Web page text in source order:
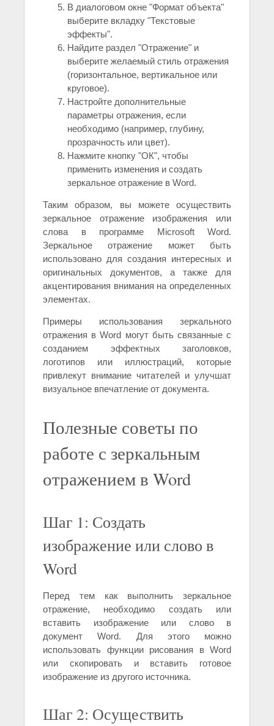
В диалоговом окне "Формат объекта"
выберите вкладку "Текстовые
эффекты".
Найдите раздел "Отражение" и
выберите желаемый стиль отражения
(горизонтальное, вертикальное или
круговое).
Настройте дополнительные
параметры отражения, если
необходимо (например, глубину,
прозрачность или цвет).
Нажмите кнопку "ОК", чтобы
применить изменения и создать
зеркальное отражение в Word.
Таким образом, вы можете осуществить
зеркальное отражение изображения или
слова в программе Microsoft Word.
Зеркальное отражение может быть
использовано для создания интересных и
оригинальных документов, а также для
акцентирования внимания на определенных
элементах.
Примеры использования зеркального
отражения в Word могут быть связанные с
созданием эффектных заголовков,
логотипов или иллюстраций, которые
привлекут внимание читателей и улучшат
визуальное впечатление от документа.
Полезные советы по
работе с зеркальным
отражением в Word
Шаг 1: Создать
изображение или слово в
Word
Перед тем как выполнить зеркальное
отражение, необходимо создать или
вставить изображение или слово в
документ Word. Для этого можно
использовать функции рисования в Word
или скопировать и вставить готовое
изображение из другого источника.
Шаг 2: Осуществить